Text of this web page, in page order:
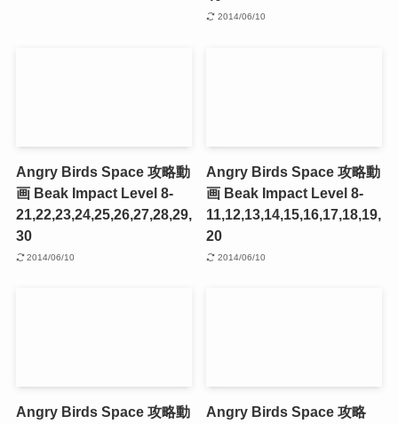
2014/06/10
Angry Birds Space 攻略動
画 Beak Impact Level 8-
21,22,23,24,25,26,27,28,29,
30
2014/06/10
Angry Birds Space 攻略動
画 Beak Impact Level 8-
11,12,13,14,15,16,17,18,19,
20
2014/06/10
Angry Birds Space 攻略動
Angry Birds Space 攻略